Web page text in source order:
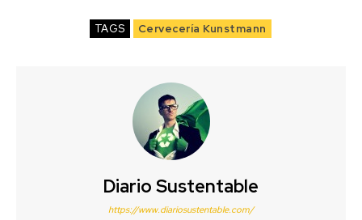
TAGS Cervecería Kunstmann
Diario Sustentable
https://www.diariosustentable.com/